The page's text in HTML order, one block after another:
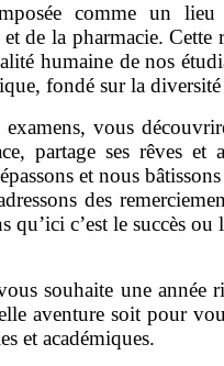
comme un lieu
de la pharmacie.
humaine de nos
fondé sur la
vous
partage ses rêves et
et nous
des
qu’ici c’est le succès ou
souhaite une année
aventure soit pour
et académiques.